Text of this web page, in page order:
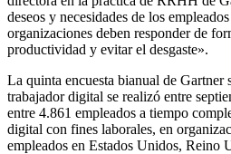
deseos y necesidades de los
organizaciones deben responder de
productividad y evitar el desgaste».
La quinta encuesta bianual de Gartner
trabajador digital se realizó entre
entre 4.861 empleados a tiempo
digital con fines laborales, en
empleados en Estados Unidos, Reino